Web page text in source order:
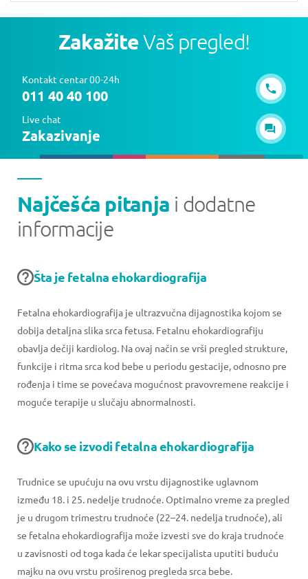
ZakažiteVaš pregled!
Kontakt centar 00-24h
011 40 40 100
Live chat
Zakazivanje
Najčešća pitanja i dodatne
informacije
Šta je fetalna ehokardiografija
Fetalna ehokardiografija je ultrazvučna dijagnostika kojom se
dobija detaljna slika srca fetusa. Fetalnu ehokardiografiju
obavlja dečiji kardiolog. Na ovaj način se vrši pregled strukture,
funkcije i ritma srca kod bebe u periodu gestacije, odnosno pre
rođenja i time se povećava mogućnost pravovremene reakcije i
moguće terapije u slučaju abnormalnosti.
Kako se izvodi fetalna ehokardiografija
Trudnice se upućuju na ovu vrstu dijagnostike uglavnom
između 18. i 25. nedelje trudnoće. Optimalno vreme za pregled
je u drugom trimestru trudnoće (22–24. nedelja trudnoće), ali
se fetalna ehokardiografija može izvesti sve do kraja trudnoće
u zavisnosti od toga kada će lekar specijalista uputiti buduću
majku na ovu vrstu proširenog pregleda srca bebe.